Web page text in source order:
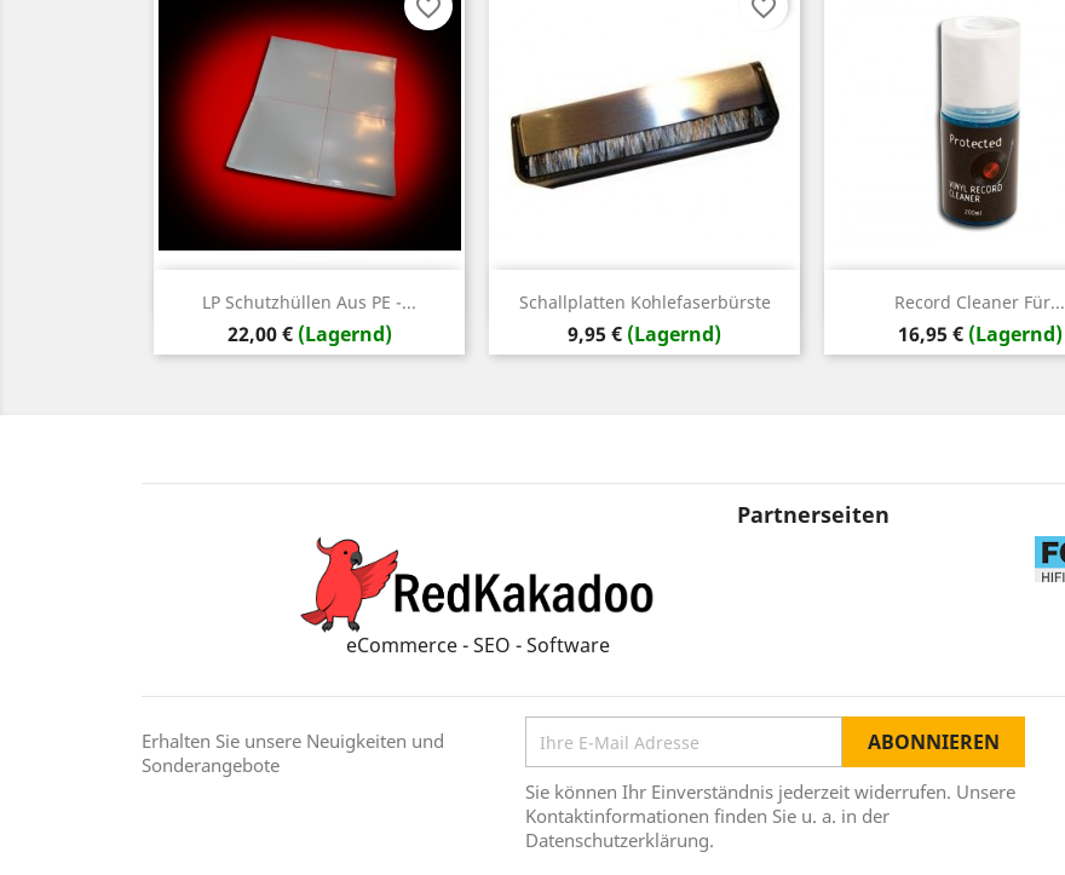
LP Schutzhüllen Aus PE -...
Preis
22,00 € (Lagernd)
Vorschau
favorite_border
Schallplatten Kohlefaserbürste
Preis
9,95 € (Lagernd)
Vorschau
favorite_border
Record Cleaner Für...
Preis
16,95 € (Lagernd)
Vorschau
Partnerseiten
eCommerce - SEO - Software
Erhalten Sie unsere Neuigkeiten und
Sonderangebote
Sie können Ihr Einverständnis jederzeit widerrufen. Unsere
Kontaktinformationen finden Sie u. a. in der
Datenschutzerklärung.